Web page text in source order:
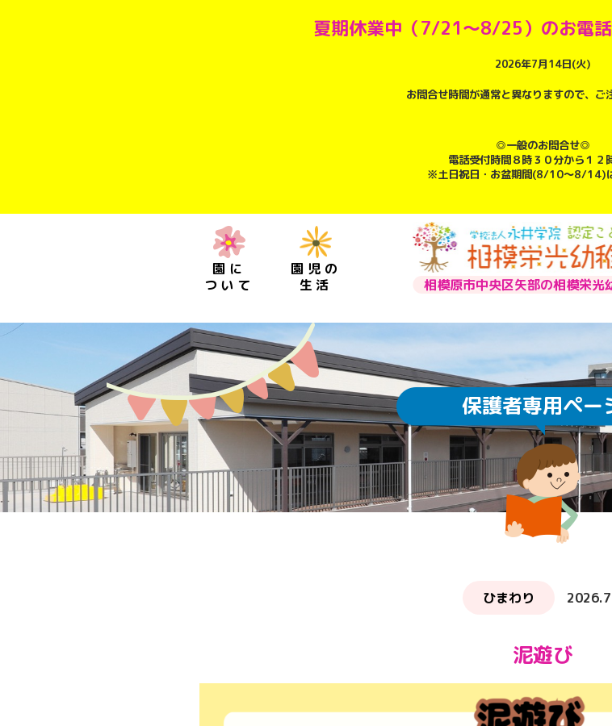
夏期休業中（7/21～8/25）のお電
2026年7月14日(火)
お問合せ時間が通常と異なりますので、ご
◎一般のお問合せ◎
電話受付時間８時３０分から１２
※土日祝日・お盆期間(8/10～8/14)
相模原市中央区矢部の相模栄光
園に
ついて
教育保育について 通園方法
園児の
生活
園の環境 生活の流れ クラスについて
募集案内
入園説明会
未就園児教室
アクセスMAP 求人情報
保護者専用ペー
ひまわり
泥遊び